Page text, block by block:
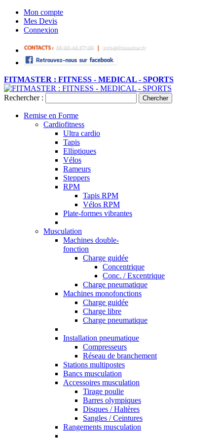
Mon compte
Mes Devis
Connexion
FITMASTER : FITNESS - MEDICAL - SPORTS
Rechercher : Chercher
Remise en Forme
Cardiofitness
Ultra cardio
Tapis
Elliptiques
Vélos
Rameurs
Steppers
RPM
Tapis RPM
Vélos RPM
Plate-formes vibrantes
Musculation
Machines double-
fonction
Charge guidée
Concentrique
Conc. / Excentrique
Charge pneumatique
Machines monofonctions
Charge guidée
Charge libre
Charge pneumatique
Installation pneumatique
Compresseurs
Réseau de branchement
Stations multipostes
Bancs musculation
Accessoires musculation
Tirage poulie
Barres olympiques
Disques / Haltères
Sangles / Ceintures
Rangements musculation